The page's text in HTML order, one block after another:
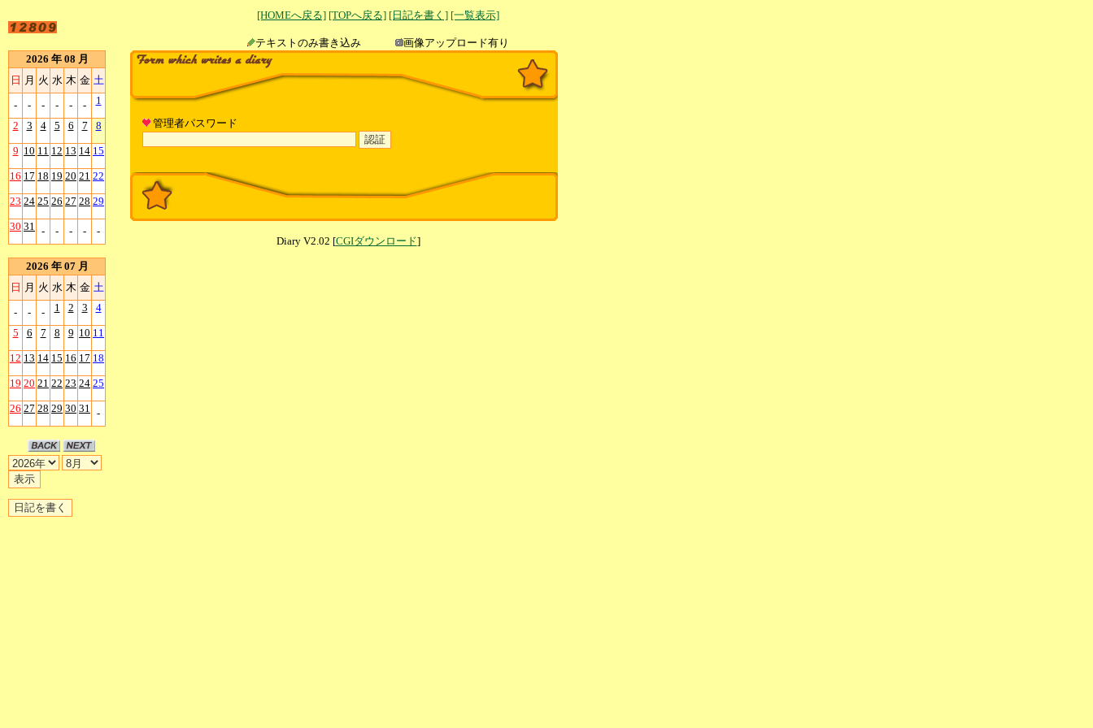
[HOMEへ戻る] [TOPへ戻る] [日記を書く] [一覧表示]
テキストのみ書き込み
画像アップロード有り
2026 年 08 月
日 月 火 水 木 金 土
- - - - - - 1
2 3 4 5 6 7 8
9 10 11 12 13 14 15
16 17 18 19 20 21 22
23 24 25 26 27 28 29
30 31 - - - - -
2026 年 07 月
日 月 火 水 木 金 土
- - - 1 2 3 4
5 6 7 8 9 10 11
12 13 14 15 16 17 18
19 20 21 22 23 24 25
26 27 28 29 30 31 -
管理者パスワード
Diary V2.02 [CGIダウンロード]